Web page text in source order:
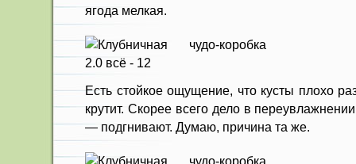
ягода мелкая.
Есть стойкое ощущение, что кусты плохо
крутит. Скорее всего дело в
— подгнивают. Думаю, причина та же.